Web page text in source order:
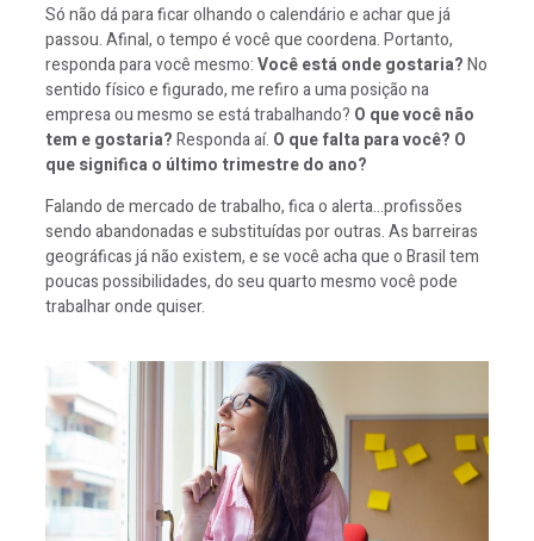
Só não dá para ficar olhando o calendário e achar que já
passou. Afinal, o tempo é você que coordena. Portanto,
responda para você mesmo:Você está onde gostaria?No
sentido físico e figurado, me refiro a uma posição na
empresa ou mesmo se está trabalhando? O que você não
tem e gostaria?Responda aí. O que falta para você? O
que significa o último trimestre do ano?
Falando de mercado de trabalho, fica o alerta…profissões
sendo abandonadas e substituídas por outras. As barreiras
geográficas já não existem, e se você acha que o Brasil tem
poucas possibilidades, do seu quarto mesmo você pode
trabalhar onde quiser.